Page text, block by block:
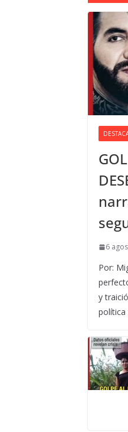
6
Por:
y
política